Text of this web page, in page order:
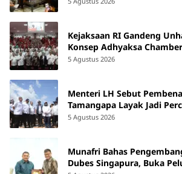
Kejaksaan RI Gandeng
Konsep Adhyaksa
Beroperasi 2027
5 Agustus 2026
Menteri LH Sebut
Tamangapa Layak Jadi
5 Agustus 2026
Munafri Bahas
Dubes Singapura, Buka